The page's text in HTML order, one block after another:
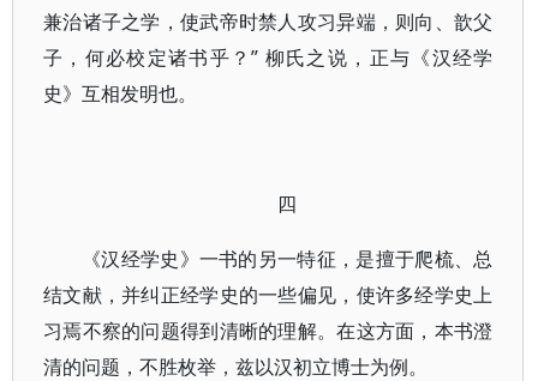
兼治诸子之学，使武帝时禁人攻习异端，则向、歆父
子，何必校定诸书乎？” 柳氏之说，正与《汉经学
史》互相发明也。
四
《汉经学史》一书的另一特征，是擅于爬梳、总
结文献，并纠正经学史的一些偏见，使许多经学史上
习焉不察的问题得到清晰的理解。在这方面，本书澄
清的问题，不胜枚举，兹以汉初立博士为例。